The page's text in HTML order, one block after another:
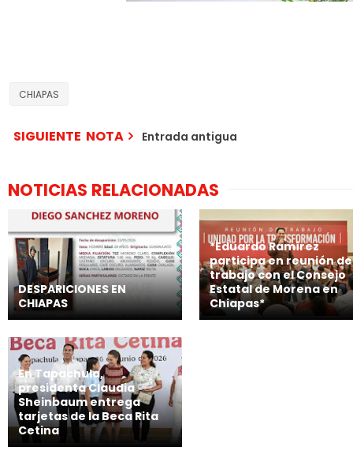
CHIAPAS
SIGUIENTE NOTA Entrada antigua
NOTICIAS RELACIONADAS
DESPARICIONES EN
CHIAPAS
*Eduardo Ramírez
participa en reunión de
trabajo con el Consejo
Estatal de Morena en
Chiapas*
En Tapachula,
presidenta Claudia
Sheinbaum entrega
tarjetas de la Beca Rita
Cetina